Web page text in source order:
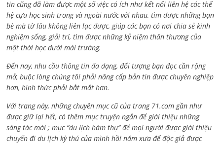
tin cũng đã làm được một số việc có ích như kết nối liên hệ các thế
hệ cựu học sinh trong và ngoài nước với nhau, tìm được những bạn
bè mà từ lâu không liên lạc được, giúp các bạn có nơi chia sẻ kinh
nghiệm sống, giải trí, tìm được những kỷ niệm thân thương của
một thời học dưới mái trường.
Đến nay, nhu cầu thông tin đa dạng, đối tượng bạn đọc cần rộng
mở, buộc lòng chúng tôi phải nâng cấp bản tin được chuyên nghiệp
hơn, hình thức phải bắt mắt hơn.
Với trang này, những chuyên mục cũ của trang 71.com gần như
được giữ lại hết, có thêm mục truyện ngắn để giới thiệu những
sáng tác mới ; mục “du lịch hàm thụ” để mọi người được giới thiệu
chuyến đi du lịch kỳ thú của mình hồi năm xưa để độc giả được